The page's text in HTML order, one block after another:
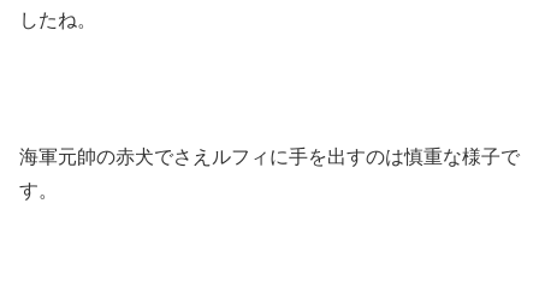
したね。
海軍元帥の赤犬でさえルフィに手を出すのは慎重な様子で
す。